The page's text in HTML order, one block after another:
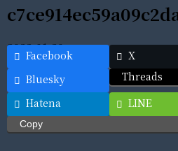
2022.01.20
Facebook
X
Bluesky
Threads
Hatena
LINE
Copy